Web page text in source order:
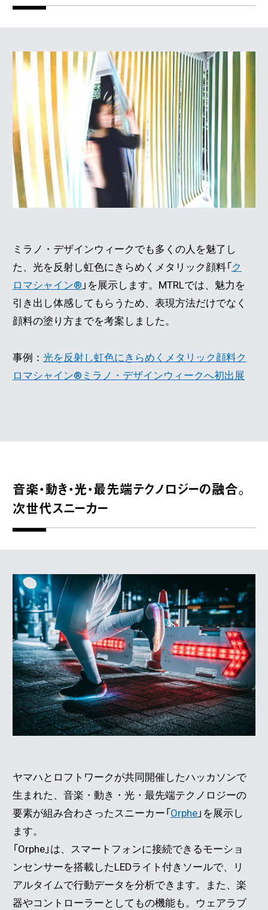
ミラノ・デザインウィークでも多くの人を魅了し
た、光を反射し虹色にきらめくメタリック顔料「ク
ロマシャイン®︎ 」を展示します。MTRLでは、魅力を
引き出し体感してもらうため、表現方法だけでなく
顔料の塗り方までを考案しました。
事例： 光を反射し虹色にきらめくメタリック顔料ク
ロマシャイン®︎ミラノ・デザインウィークへ初出展
音楽・動き・光・最先端テクノロジーの融合。
次世代スニーカー
ヤマハとロフトワークが共同開催したハッカソンで
生まれた、音楽・動き・光・最先端テクノロジーの
要素が組み合わさったスニーカー「 Orphe」を展示し
ます。
「Orphe」は、スマートフォンに接続できるモーショ
ンセンサーを搭載したLEDライト付きソールで、リ
アルタイムで行動データを分析できます。また、楽
器やコントローラーとしてもの機能も。ウェアラブ